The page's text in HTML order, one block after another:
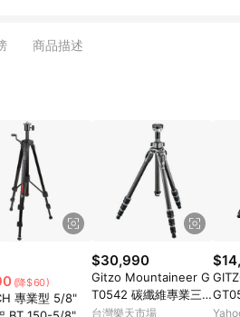
得 [2024/6/1起適用] -內接硬
饋者 - 購物中心商店之商品：商
物金/超贈點/福利金/紅利折抵/折
購或批發轉賣不具回饋資格： 如
批發轉賣而非最終消費使用者，
定為準
商品描述
(降$60)
專業型 5/8"
$30,990
Gitzo Mountaineer G
T0542 碳纖維專業三
腳架 0號腳 4節 公司貨
台灣樂天市場
節三